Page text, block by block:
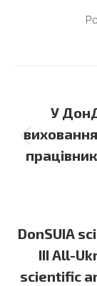
У
DonSUIA
III All-
scientific